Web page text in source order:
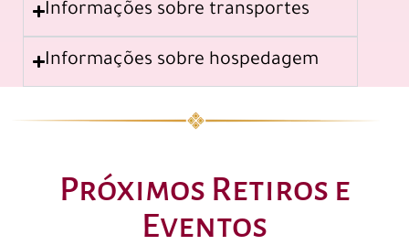
Informações sobre transportes
Informações sobre hospedagem
Próximos Retiros e
Eventos